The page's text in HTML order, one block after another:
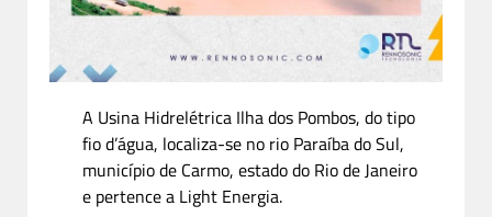
A Usina Hidrelétrica Ilha dos Pombos, do tipo
fio d’água, localiza-se no rio Paraíba do Sul,
município de Carmo, estado do Rio de Janeiro
e pertence a Light Energia.